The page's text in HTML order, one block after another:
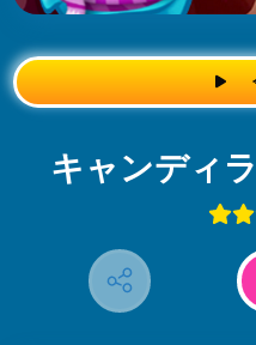
キャンデ